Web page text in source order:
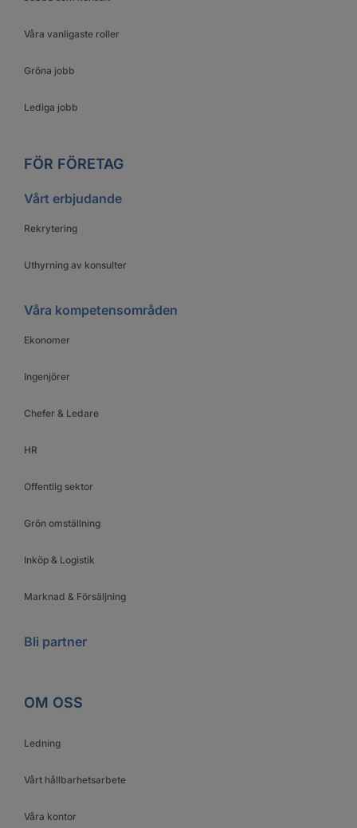
Våra vanligaste roller
Gröna jobb
Lediga jobb
FÖR FÖRETAG
Vårt erbjudande
Rekrytering
Uthyrning av konsulter
Våra kompetensområden
Ekonomer
Ingenjörer
Chefer & Ledare
HR
Offentlig sektor
Grön omställning
Inköp & Logistik
Marknad & Försäljning
Bli partner
OM OSS
Ledning
Vårt hållbarhetsarbete
Våra kontor